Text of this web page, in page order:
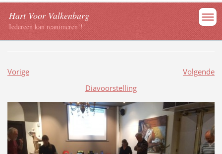
Hart Voor Valkenburg
Iedereen kan reanimeren!!!
Vorige
Volgende
Diavoorstelling